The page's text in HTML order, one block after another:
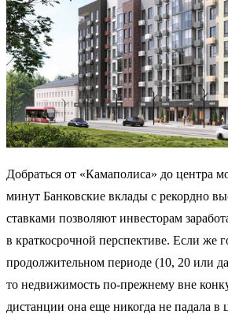
Добраться от «Камаполиса» до центра
минут Банковские вклады с рекордно
ставками позволяют инвесторам
в краткосрочной перспективе. Если же
продолжительном периоде (10, 20 или
то недвижимость по-прежнему вне
дистанции она еще никогда не падала